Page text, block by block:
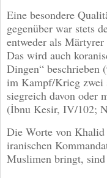
Eine besondere
gegenüber war stets
entweder als
Das wird auch
Dingen“
im Kampf/Krieg zwei
siegreich davon oder
(İbnu Kesir, IV/102;
Die Worte von
iranischen
Muslimen bringt,